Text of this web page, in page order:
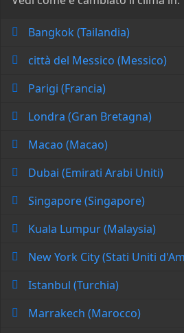
Bangkok (Tailandia)
città del Messico (Messico)
Parigi (Francia)
Londra (Gran Bretagna)
Macao (Macao)
Dubai (Emirati Arabi Uniti)
Singapore (Singapore)
Kuala Lumpur (Malaysia)
New York City (Stati Uniti
Istanbul (Turchia)
Marrakech (Marocco)